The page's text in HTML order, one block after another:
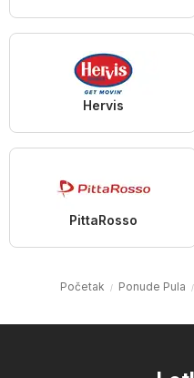
Hervis
PittaRosso
Početak Ponude Pula